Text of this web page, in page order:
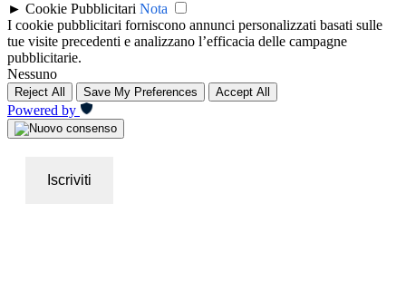
► Cookie Pubblicitari Nota
I cookie pubblicitari forniscono annunci personalizzati basati sulle
tue visite precedenti e analizzano l’efficacia delle campagne
pubblicitarie.
Nessuno
Reject All Save My Preferences Accept All
Powered by
Iscriviti